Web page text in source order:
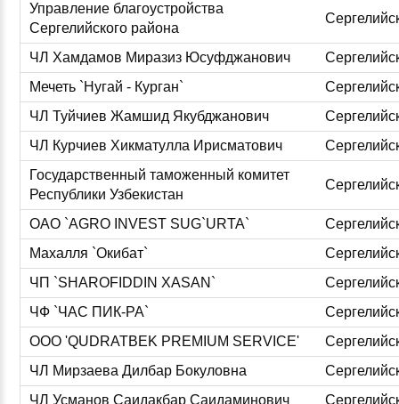
Управление благоустройства
Сергелийского района
ЧЛ Хамдамов Миразиз Юсуфджанович
Мечеть `Нугай - Курган`
ЧЛ Туйчиев Жамшид Якубджанович
ЧЛ Курчиев Хикматулла Ирисматович
Государственный таможенный комитет
Республики Узбекистан
ОАО `AGRO INVEST SUG`URTA`
Махалля `Окибат`
ЧП `SHAROFIDDIN XASAN`
ЧФ `ЧАС ПИК-РА`
ООО 'QUDRATBEK PREMIUM SERVICE'
ЧЛ Мирзаева Дилбар Бокуловна
ЧЛ Усманов Саидакбар Саидаминович